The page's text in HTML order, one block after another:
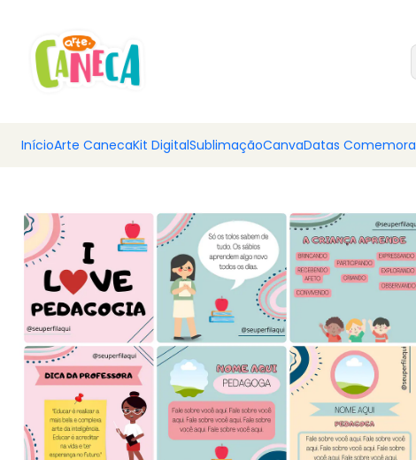
InícioArte CanecaKit DigitalSublimaçãoCanvaDatas